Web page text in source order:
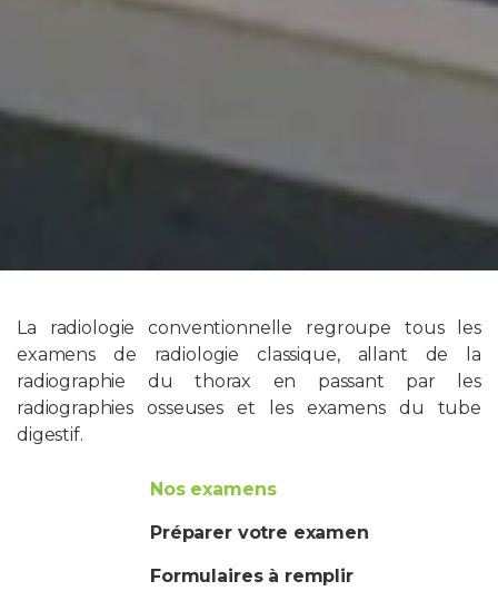
La radiologie conventionnelle regroupe tous les
examens de radiologie classique, allant de la
radiographie du thorax en passant par les
radiographies osseuses et les examens du tube
digestif.
Nos examens
Préparer votre examen
Formulaires à remplir